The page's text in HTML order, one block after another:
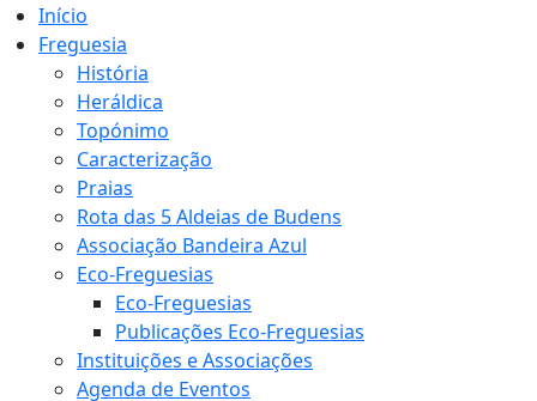
Início
Freguesia
História
Heráldica
Topónimo
Caracterização
Praias
Rota das 5 Aldeias de Budens
Associação Bandeira Azul
Eco-Freguesias
Eco-Freguesias
Publicações Eco-Freguesias
Instituições e Associações
Agenda de Eventos